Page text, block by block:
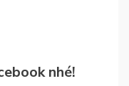
nhé!